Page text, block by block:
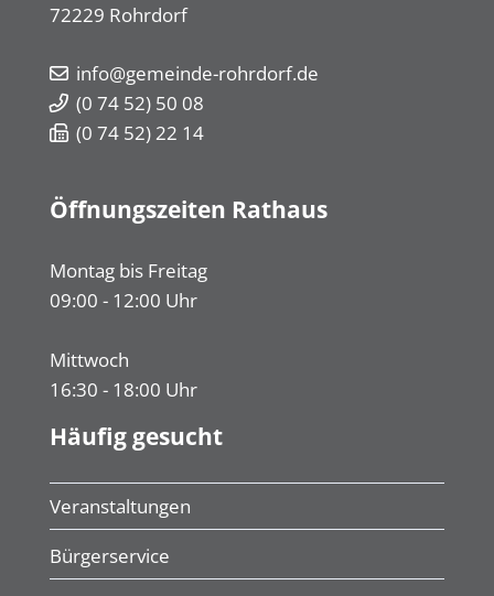
72229 Rohrdorf
info@gemeinde-rohrdorf.de
(0 74 52) 50 08
(0 74 52) 22 14
Öffnungszeiten Rathaus
Montag bis Freitag
09:00 - 12:00 Uhr
Mittwoch
16:30 - 18:00 Uhr
Häufig gesucht
Veranstaltungen
Bürgerservice